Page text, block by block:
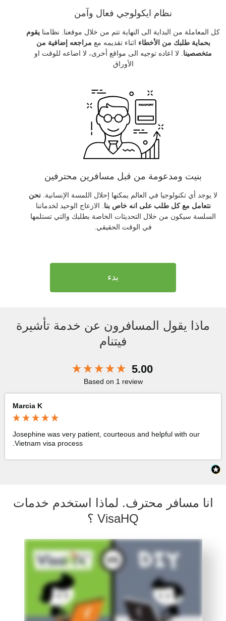
نظام ايكولوجي فعال وآمن
كل المعاملة من البداية الى النهاية تتم من خلال موقعنا. نظامنا يقوم
بحماية طلبك من الأخطاء اثناء تقديمه مع مراجعه إضافية من
متخصصينا . لا اعاده توجيه الى مواقع أخرى، لا اضاعه للوقت او
الأوراق
بنيت ومدعومة من قبل مسافرين محترفين
لا يوجد أي تكنولوجيا في العالم يمكنها إحلال اللمسة الإنسانية. نحن
نتعامل مع كل طلب على انه خاص بنا . الازعاج الوحيد لخدماتنا
السلسة سيكون من خلال التحديثات الخاصة بطلبك والتي تستلمها
في الوقت الحقيقي.
بدء
ماذا يقول المسافرون عن خدمة تأشيرة
فيتنام
5.00
Based on 1 review
Marcia K
Josephine was very patient, courteous and helpful with our
Vietnam visa process.
New content loaded
انا مسافر محترف. لماذا استخدم خدمات
VisaHQ ؟